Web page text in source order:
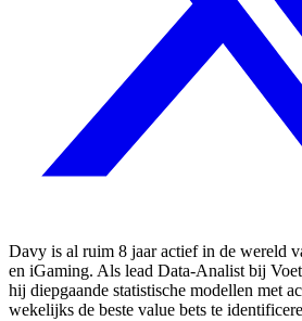
Davy is al ruim 8 jaar actief in de wereld
en iGaming. Als lead Data-Analist bij
hij diepgaande statistische modellen met
wekelijks de beste value bets te